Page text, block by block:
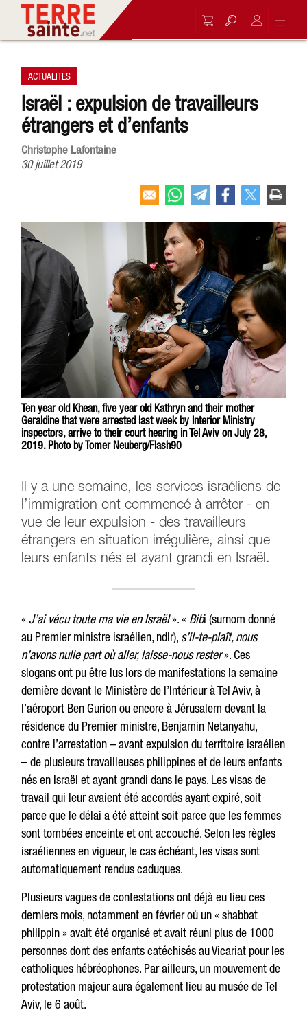
ACTUALITÉS
Israël : expulsion de travailleurs
étrangers et d’enfants
Christophe Lafontaine
30 juillet 2019
Ten year old Khean, five year old Kathryn and their mother
Geraldine that were arrested last week by Interior Ministry
inspectors, arrive to their court hearing in Tel Aviv on July 28,
2019. Photo by Tomer Neuberg/Flash90
Il y a une semaine, les services israéliens de
l’immigration ont commencé à arrêter - en
vue de leur expulsion - des travailleurs
étrangers en situation irrégulière, ainsi que
leurs enfants nés et ayant grandi en Israël.
« J’ai vécu toute ma vie en Israël». « Bibi (surnom donné
au Premier ministre israélien, ndlr), s’il-te-plaît, nous
n’avons nulle part où aller, laisse-nous rester». Ces
slogans ont pu être lus lors de manifestations la semaine
dernière devant le Ministère de l’Intérieur à Tel Aviv, à
l’aéroport Ben Gurion ou encore à Jérusalem devant la
résidence du Premier ministre, Benjamin Netanyahu,
contre l’arrestation – avant expulsion du territoire israélien
– de plusieurs travailleuses philippines et de leurs enfants
nés en Israël et ayant grandi dans le pays. Les visas de
travail qui leur avaient été accordés ayant expiré, soit
parce que le délai a été atteint soit parce que les femmes
sont tombées enceinte et ont accouché. Selon les règles
israéliennes en vigueur, le cas échéant, les visas sont
automatiquement rendus caduques.
Plusieurs vagues de contestations ont déjà eu lieu ces
derniers mois, notamment en février où un « shabbat
philippin » avait été organisé et avait réuni plus de 1000
personnes dont des enfants catéchisés au Vicariat pour les
catholiques hébréophones. Par ailleurs, un mouvement de
protestation majeur aura également lieu au musée de Tel
Aviv, le 6 août.